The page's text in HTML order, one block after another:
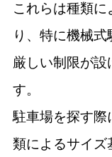
これらは種類
り、特に機械
厳しい制限が
す。
駐車場を探す際
類によるサイズ